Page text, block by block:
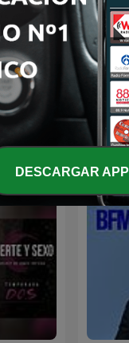
DESCARGAR APP